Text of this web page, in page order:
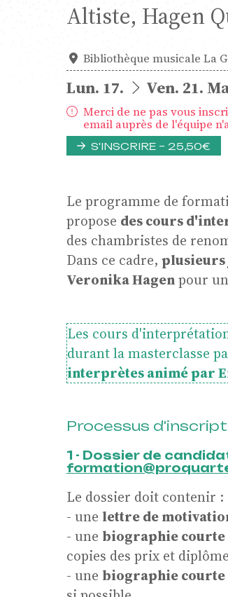
Altiste, Hagen
Bibliothèque musicale La
du
Lun. 17. au
Ven. 21.
Merci de ne pas vous
email auprès de l'équipe
S'INSCRIRE – 25,50€
Le programme de
propose des cours
des chambristes de
Dans ce cadre, plusieurs
Veronika Hagenpour
Les cours
durant la masterclasse
interprètes animé par
Processus
1 - Dossier de
Le dossier doit contenir :
- une lettre de
- une biographie courte
copies des prix et
- une biographie courte